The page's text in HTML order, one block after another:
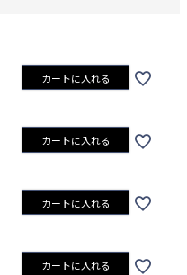
カートに入れる
カートに入れる
カートに入れる
カートに入れる